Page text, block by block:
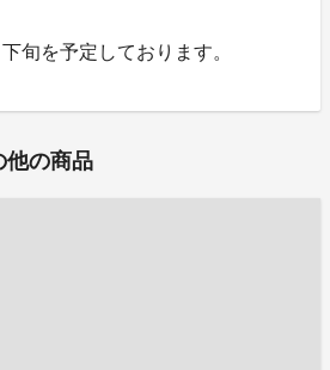
旬を予定しております。
他の商品